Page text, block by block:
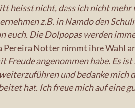
heisst nicht, dass ich nicht
z.B. in Namdo den
euch. Die Dolpopas werden
Pereira Notter nimmt ihre Wahl
Freude angenommen habe. Es
und bedanke mich
hat. Ich freue mich auf eine